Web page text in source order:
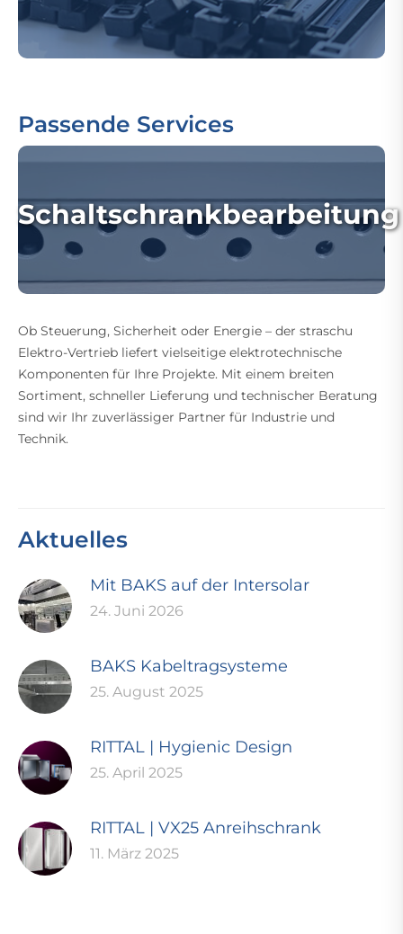
Passende Services
Schaltschrankbearbeitung
Ob Steuerung, Sicherheit oder Energie – der straschu
Elektro-Vertrieb liefert vielseitige elektrotechnische
Komponenten für Ihre Projekte. Mit einem breiten
Sortiment, schneller Lieferung und technischer Beratung
sind wir Ihr zuverlässiger Partner für Industrie und
Technik.
Aktuelles
Mit BAKS auf der Intersolar
24. Juni 2026
BAKS Kabeltragsysteme
25. August 2025
RITTAL | Hygienic Design
25. April 2025
RITTAL | VX25 Anreihschrank
11. März 2025